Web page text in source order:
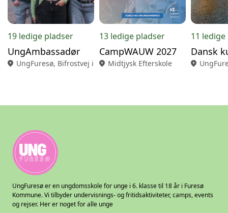
19 ledige pladser
UngAmbassadør
location_on UngFuresø, Bifrostvej i Farum
13 ledige pladser
CampWAUW 2027
location_on Midtjysk Efterskole
11
location_on
UngFuresø er en ungdomsskole for unge i 6. klasse til 18 år i Furesø
Kommune. Vi tilbyder undervisnings- og fritidsaktiviteter, camps, events
og rejser. Her er noget for alle unge